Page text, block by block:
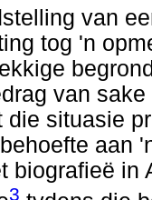
van
tog 'n
van
die situasie
aan
biografieë in
3